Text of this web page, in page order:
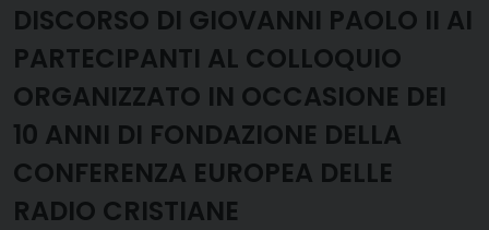
DISCORSO DI GIOVANNI PAOLO II AI
PARTECIPANTI AL COLLOQUIO
ORGANIZZATO IN OCCASIONE DEI
10 ANNI DI FONDAZIONE DELLA
CONFERENZA EUROPEA DELLE
RADIO CRISTIANE